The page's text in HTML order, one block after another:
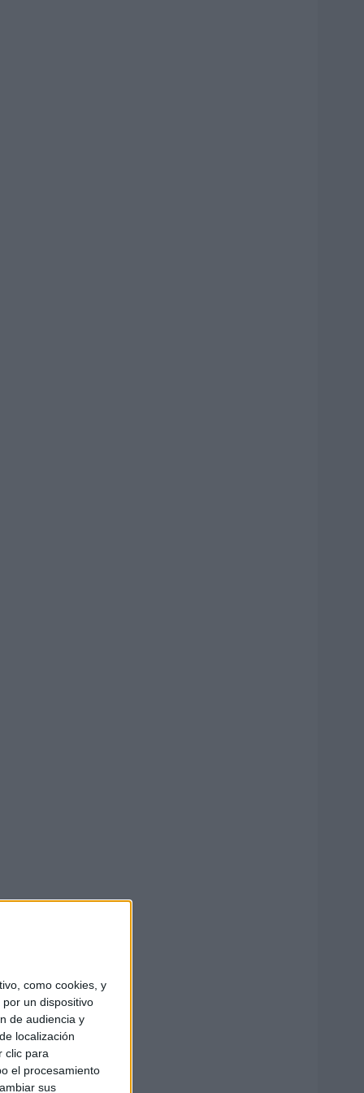
como cookies, y
un dispositivo
de audiencia y
localización
clic para
el procesamiento
sus